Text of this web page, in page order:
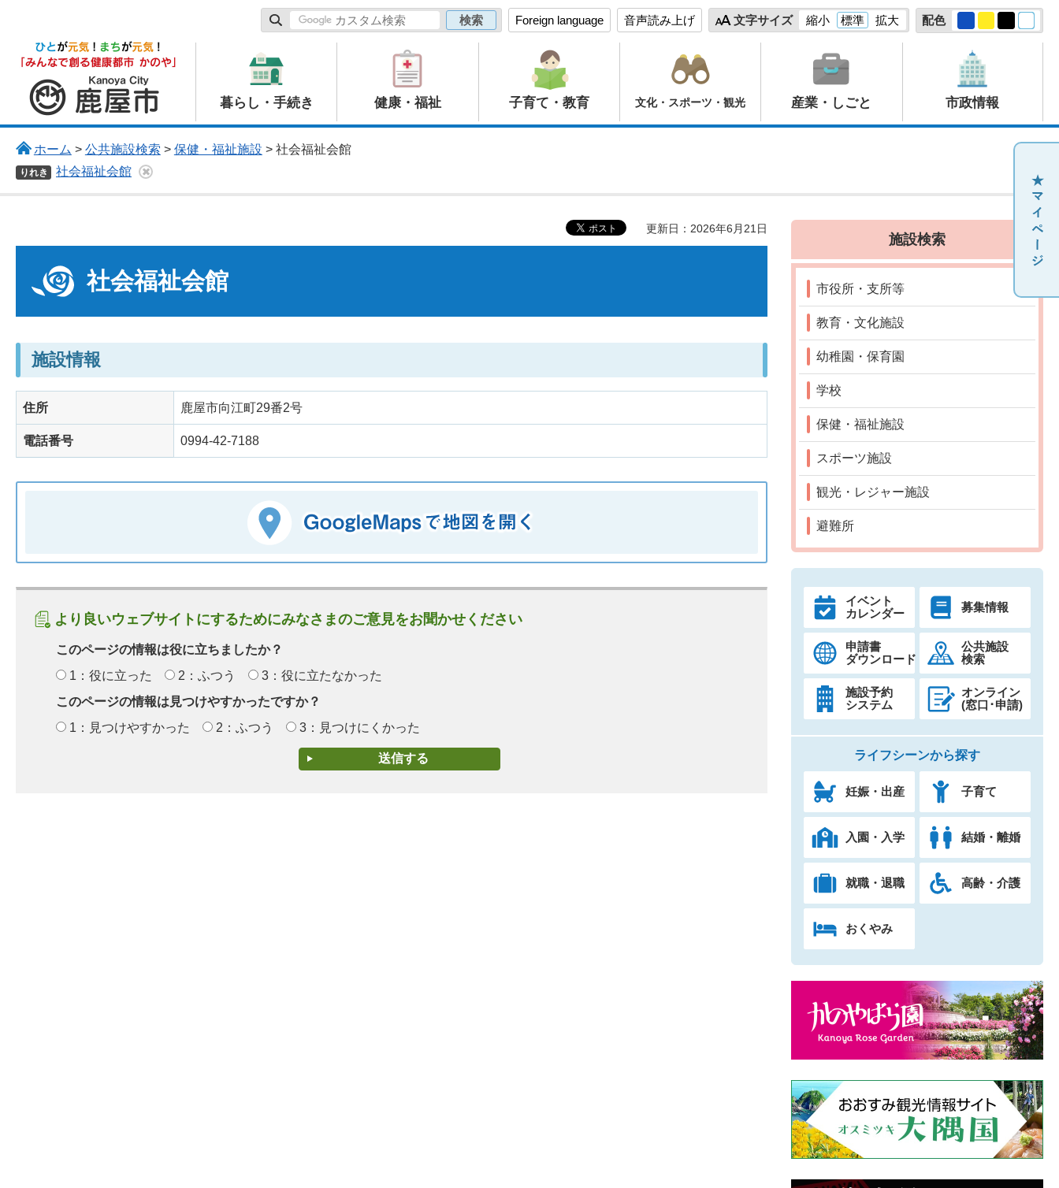
Foreign language 音声読み上げ 文字サイズ 縮小 標準 拡大 配色
鹿屋市
暮らし・手続き 健康・福祉 子育て・教育 文化・スポーツ・観光 産業・しごと 市政情報
ホーム > 公共施設検索 > 保健・福祉施設 > 社会福祉会館
りれき 社会福祉会館
更新日：2026年6月21日
社会福祉会館
施設情報
住所 鹿屋市向江町29番2号
電話番号 0994-42-7188
より良いウェブサイトにするためにみなさまのご意見をお聞かせください
このページの情報は役に立ちましたか？
1：役に立った
2：ふつう
3：役に立たなかった
このページの情報は見つけやすかったですか？
1：見つけやすかった
2：ふつう 3：見つけにくかった
施設検索
市役所・支所等
教育・文化施設
幼稚園・保育園
学校
保健・福祉施設
スポーツ施設
観光・レジャー施設
避難所
イベント
カレンダー
募集情報
申請書
ダウンロード
公共施設
検索
施設予約
システム
オンライン
(窓口･申請)
ライフシーンから探す
妊娠・出産 子育て
入園・入学 結婚・離婚
就職・退職 高齢・介護
おくやみ